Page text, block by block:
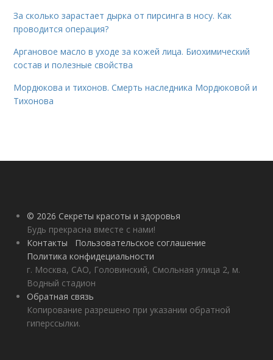
За сколько зарастает дырка от пирсинга в носу. Как
проводится операция?
Аргановое масло в уходе за кожей лица. Биохимический
состав и полезные свойства
Мордюкова и тихонов. Смерть наследника Мордюковой и
Тихонова
© 2026 Секреты красоты и здоровья
Будь прекрасна вместе с нами!
Контакты
Пользовательское соглашение
Политика конфидециальности
г. Москва, САО, Головинский, Смольная улица 2, м.
Водный стадион
Обратная связь
Копирование разрешено при указании обратной
гиперссылки.